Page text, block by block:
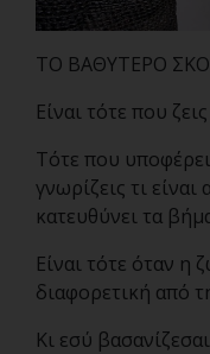
ΤΟ ΒΑΘΥΤΕΡΟ
Είναι τότε που
Τότε που
γνωρίζεις τι
κατευθύνει τα
Είναι τότε όταν η
διαφορετική από
Κι εσύ